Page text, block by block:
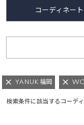
コーディネート
YANUK 福岡
検索条件に該当するコーデ